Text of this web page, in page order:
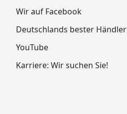
Wir auf Facebook
Deutschlands bester Händler
YouTube
Karriere: Wir suchen Sie!